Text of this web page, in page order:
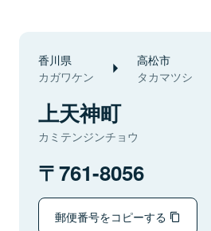
香川県
カガワケン
高松市
タカマツシ
上天神町
カミテンジンチョウ
761-8056
郵便番号をコピーする